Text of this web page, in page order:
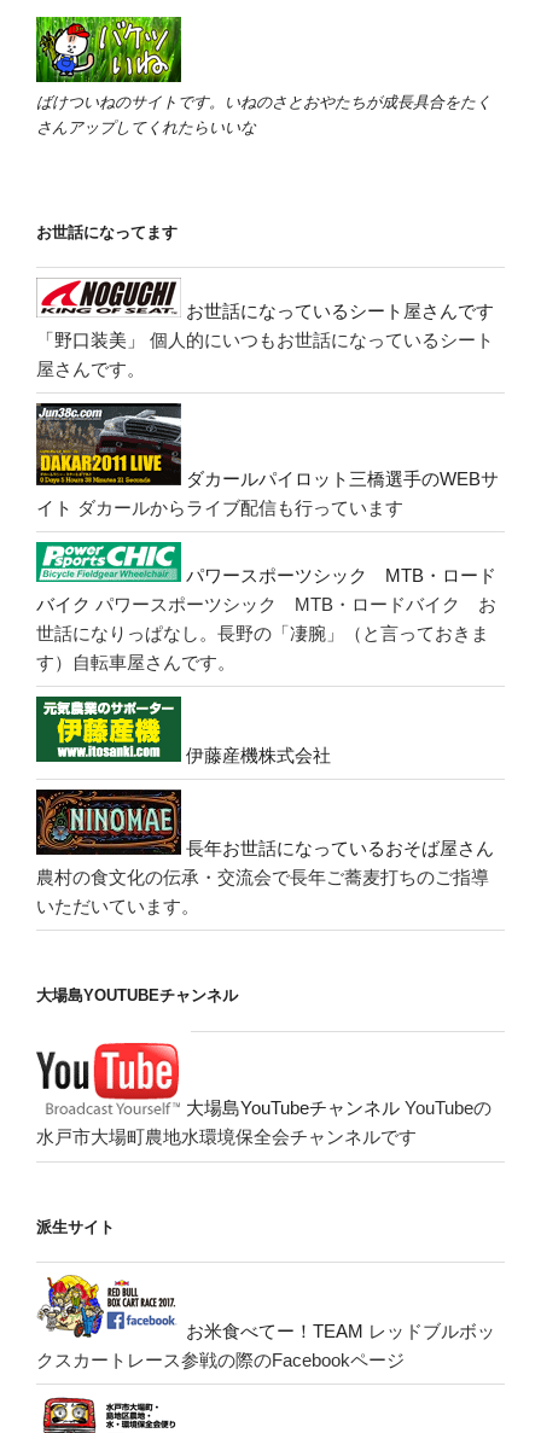
ばけついねのサイトです。いねのさとおやたちが成長具合をたく
さんアップしてくれたらいいな
お世話になってます
お世話になっているシート屋さんです
「野口装美」
個人的にいつもお世話になっているシート
屋さんです。
ダカールパイロット三橋選手のWEBサ
イト ダカールからライブ配信も行っています
パワースポーツシック MTB・ロード
バイク パワースポーツシック MTB・ロードバイク お
世話になりっぱなし。長野の「凄腕」（と言っておきま
す）自転車屋さんです。
伊藤産機株式会社
長年お世話になっているおそば屋さん
農村の食文化の伝承・交流会で長年ご蕎麦打ちのご指導
いただいています。
大場島YOUTUBEチャンネル
大場島YouTubeチャンネル YouTubeの
水戸市大場町農地水環境保全会チャンネルです
派生サイト
お米食べてー！TEAM レッドブルボッ
クスカートレース参戦の際のFacebookページ